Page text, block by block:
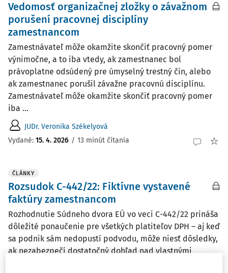
Vedomosť organizačnej zložky o závažnom
porušení pracovnej disciplíny
zamestnancom
Zamestnávateľ môže okamžite skončiť pracovný pomer
výnimočne, a to iba vtedy, ak zamestnanec bol
právoplatne odsúdený pre úmyselný trestný čin, alebo
ak zamestnanec porušil závažne pracovnú disciplínu.
Zamestnávateľ môže okamžite skončiť pracovný pomer
iba ...
JUDr. Veronika Székelyová
Vydané: 15. 4. 2026 / 13 minút čítania
ČLÁNKY
Rozsudok C-442/22: Fiktívne vystavené
faktúry zamestnancom
Rozhodnutie Súdneho dvora EÚ vo veci C-442/22 prináša
dôležité ponaučenie pre všetkých platiteľov DPH – aj keď
sa podnik sám nedopustí podvodu, môže niesť dôsledky,
ak nezabezpečí dostatočný dohľad nad vlastnými